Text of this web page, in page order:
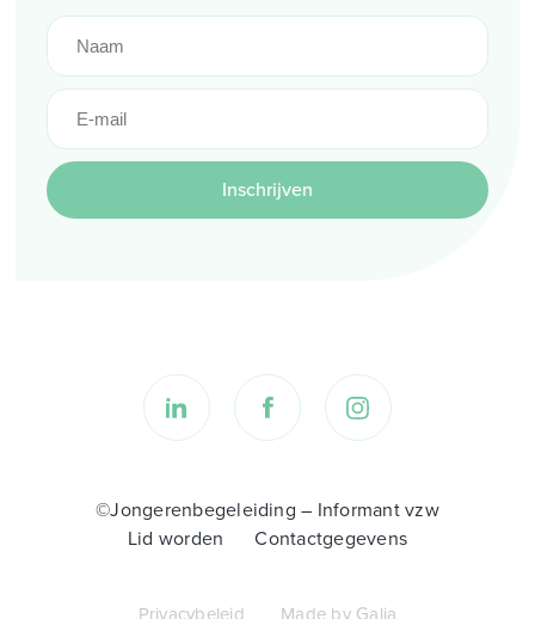
Inschrijven
©Jongerenbegeleiding – Informant vzw
Lid worden
Contactgegevens